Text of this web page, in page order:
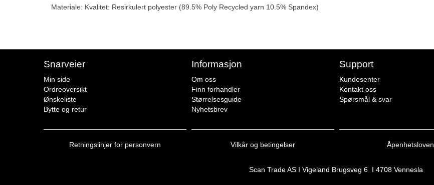
Materiale: Kvalitet: Resirkulert polyester (89.5% Poly Recycled yarn 10.5% Spandex)
Snarveier
Min side
Ordreoversikt
Ønskeliste
Bytte og retur
Informasjon
Om oss
Finn forhandler
Størrelsesguide
Nyhetsbrev
Support
Kundesenter
Kontakt oss
Spørsmål & svar
Retningslinjer for personvern Vilkår og betingelser Åpenhetsloven
Scan Trade AS I Vigeland Brugsveg 6 I 4708 Vennesla